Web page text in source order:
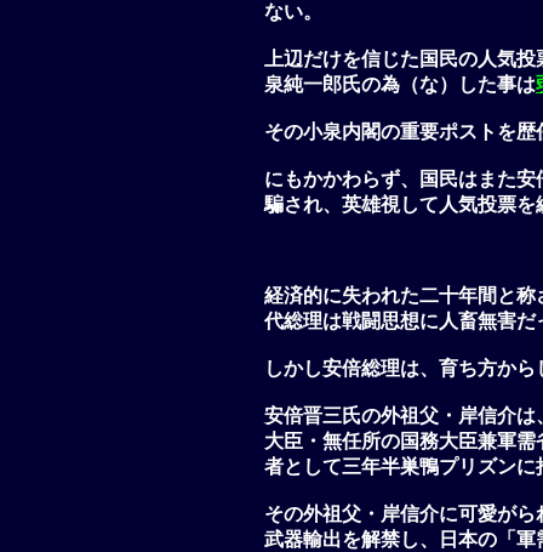
ない。
上辺だけを信じた国民の人気
泉純一郎氏の為（な）した事は
その小泉内閣の重要ポストを
にもかかわらず、国民はまた
騙され、英雄視して人気投票を
経済的に失われた二十年間と
代総理は戦闘思想に人畜無害だ
しかし安倍総理は、育ち方か
安倍晋三氏の外祖父・岸信介
大臣・無任所の国務大臣兼軍
者として三年半巣鴨プリズンに
その外祖父・岸信介に可愛が
武器輸出を解禁し、日本の「